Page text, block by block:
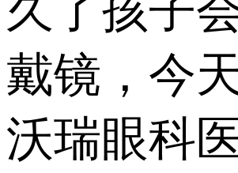
久了孩子
戴镜，今
沃瑞眼科